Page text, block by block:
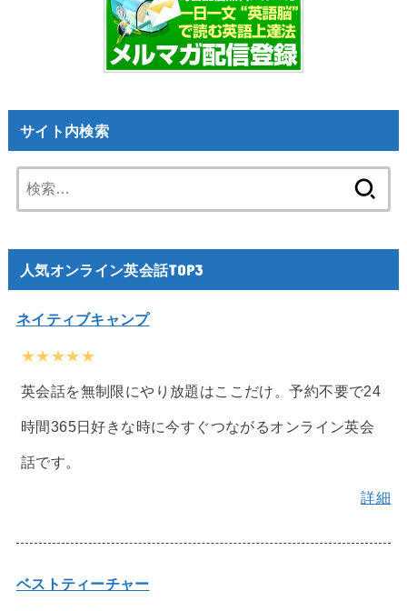
サイト内検索
索:
人気オンライン英会話TOP3
ネイティブキャンプ
★★★★★
英会話を無制限にやり放題はここだけ。予約不要で24
時間365日好きな時に今すぐつながるオンライン英会
話です。
詳細
ベストティーチャー